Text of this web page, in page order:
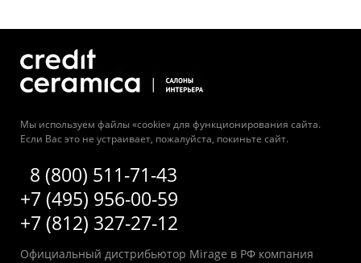
Мы используем файлы «cookie» для функционирования сайта.
Если Вас это не устраивает, пожалуйста, покиньте сайт.
8 (800) 511-71-43
+7 (495) 956-00-59
+7 (812) 327-27-12
Официальный дистрибьютор Mirage в РФ компания